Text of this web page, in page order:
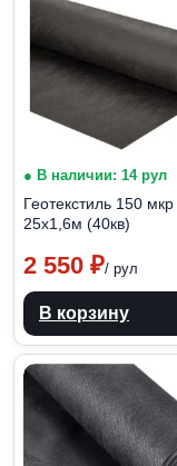
● В наличии: 14 рул
Геотекстиль 150 мкр
25х1,6м (40кв)
2 550 ₽/ рул
В корзину